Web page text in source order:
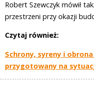
Robert Szewczyk mówił
przestrzeni przy okazji
Czytaj również:
Schrony, syreny i
przygotowany na